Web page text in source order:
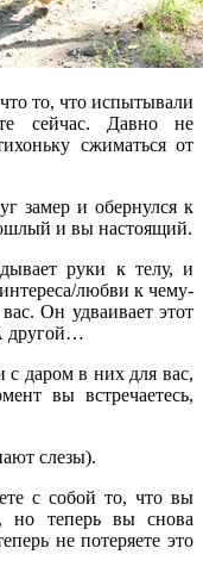
то, что испытывали
сейчас. Давно не
сжиматься от
замер и обернулся к
и вы настоящий.
руки к телу, и
любви к чему-
Он удваивает этот
другой…
даром в них для вас,
вы встречаетесь,
слезы).
с собой то, что вы
но теперь вы снова
не потеряете это